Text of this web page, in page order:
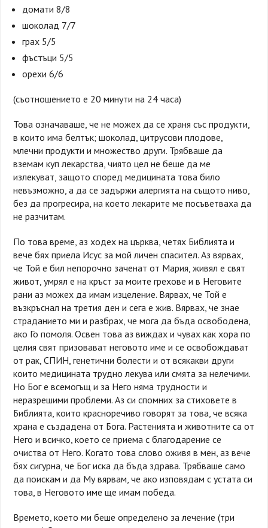
домати 8/8
шоколад 7/7
грах 5/5
фъстъци 5/5
орехи 6/6
(съотношението е 20 минути на 24 часа)
Това означаваше, че не можех да се храня със продукти,
в които има белтък; шоколад, цитрусови плодове,
млечни продукти и множество други. Трябваше да
вземам куп лекарства, чиято цел не беше да ме
излекуват, защото според медицината това било
невъзможно, а да се задържи алергията на същото ниво,
без да прогресира, на което лекарите ме посъветваха да
не разчитам.
По това време, аз ходех на църква, четях Библията и
вече бях приела Исус за мой личен спасител. Аз вярвах,
че Той е бил непорочно заченат от Мария, живял е свят
живот, умрял е на кръст за моите грехове и в Неговите
рани аз можех да имам изцеление. Вярвах, че Той е
възкръснал на третия ден и сега е жив. Вярвах, че знае
страданието ми и разбрах, че мога да бъда освободена,
ако Го помоля. Освен това аз виждах и чувах как хора по
целия свят призовават неговото име и се освобождават
от рак, СПИН, генетични болести и от всякакви други
които медицината трудно лекува или смята за нелечими.
Но Бог е всемогъщ и за Него няма трудности и
неразрешими проблеми. Аз си спомних за стиховете в
Библията, които красноречиво говорят за това, че всяка
храна е създадена от Бога. Растенията и животните са от
Него и всичко, което се приема с благодарение се
очиства от Него. Когато това слово оживя в мен, аз вече
бях сигурна, че Бог иска да бъда здрава. Трябваше само
да поискам и да Му вярвам, че ако изповядам с устата си
това, в Неговото име ще имам победа.
Времето, което ми беше определено за лечение (три